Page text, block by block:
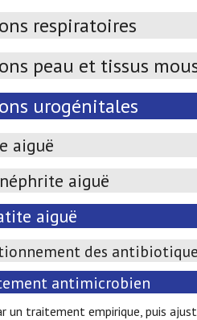
respiratoires
peau et tissus
urogénitales
aiguë
aiguë
aiguë
des
antimicrobien
un traitement empirique, puis